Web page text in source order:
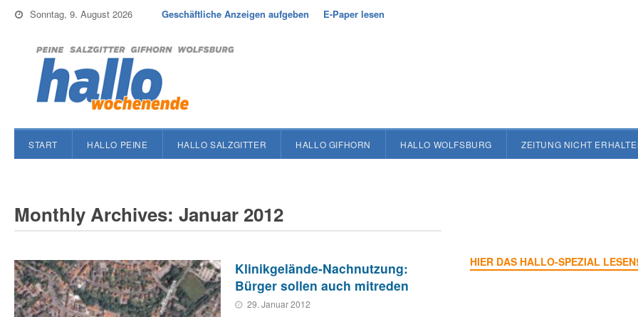
Sonntag, 9. August 2026 Geschäftliche Anzeigen aufgeben E-Paper lesen
START HALLO PEINE HALLO SALZGITTER HALLO GIFHORN HALLO WOLFSBURG ZEITUNG NICHT
Monthly Archives: Januar 2012
Klinikgelände-Nachnutzung:
Bürger sollen auch mitreden
29. Januar 2012
HIER DAS HALLO-SPEZIAL LESEN!